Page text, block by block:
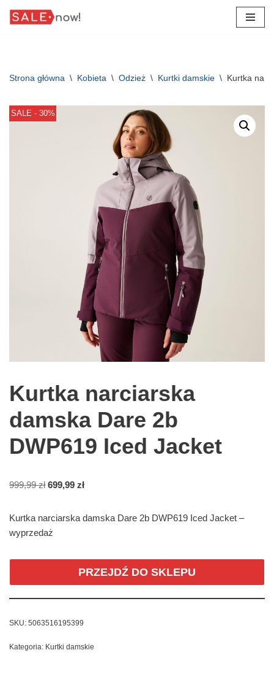
Strona główna \ Kobieta \ Odzież \ Kurtki damskie \ Kurtka
SALE - 30%
Kurtka narciarska
damska Dare 2b
DWP619 Iced Jacket
999,99zł 699,99 zł
Kurtka narciarska damska Dare 2b DWP619 Iced Jacket –
wyprzedaż
PRZEJDŹ DO SKLEPU
SKU: 5063516195399
Kategoria: Kurtki damskie